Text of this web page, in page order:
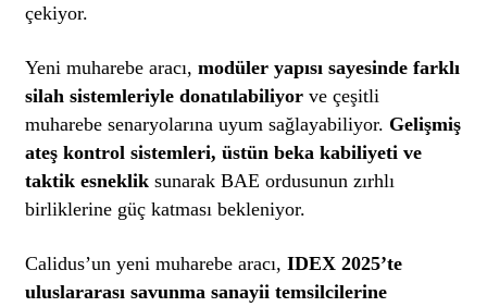
çekiyor.
Yeni muharebe aracı,modüler yapısı sayesinde farklı
silah sistemleriyle donatılabiliyor ve çeşitli
muharebe senaryolarına uyum sağlayabiliyor. Gelişmiş
ateş kontrol sistemleri, üstün beka kabiliyeti ve
taktik esneklik sunarak BAE ordusunun zırhlı
birliklerine güç katması bekleniyor.
Calidus’un yeni muharebe aracı,IDEX 2025’te
uluslararası savunma sanayii temsilcilerine